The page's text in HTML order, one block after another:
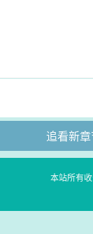
追看新
本站所有